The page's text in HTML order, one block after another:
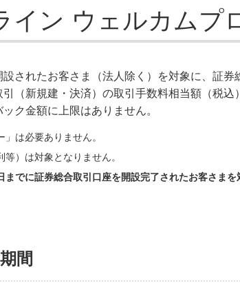
イン ウェルカムプ
されたお客さま（法人除く）を対象に、証
引（新規建・決済）の取引手数料相当額（税
ク金額に上限はありません。
は必要ありません。
）は対象となりません。
でに証券総合取引口座を開設完了されたお客さまを
間